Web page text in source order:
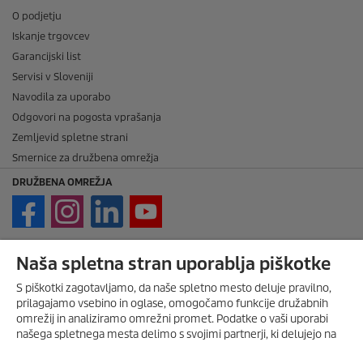
O podjetju
Iskanje trgovcev
Garancijski list
Servisi v Sloveniji
Navodila za uporabo
Odgovori na pogosta vprašanja
Zemljevid spletne strani
Smernice za družbena omrežja
DRUŽBENA OMREŽJA
PRAVNE ZADEVE
Imprint
Avtorske pravice
Zavrnitev odgovornosti
Naša spletna stran uporablja piškotke
S piškotki zagotavljamo, da naše spletno mesto deluje pravilno,
prilagajamo vsebino in oglase, omogočamo funkcije družabnih
omrežij in analiziramo omrežni promet. Podatke o vaši uporabi
našega spletnega mesta delimo s svojimi partnerji, ki delujejo na